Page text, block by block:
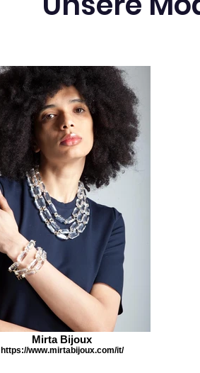
Mirta Bijoux
https://www.mirtabijoux.com/it/